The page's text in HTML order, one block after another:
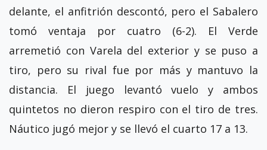
delante, el anfitrión descontó, pero el Sabalero
tomó ventaja por cuatro (6-2). El Verde
arremetió con Varela del exterior y se puso a
tiro, pero su rival fue por más y mantuvo la
distancia. El juego levantó vuelo y ambos
quintetos no dieron respiro con el tiro de tres.
Náutico jugó mejor y se llevó el cuarto 17 a 13.